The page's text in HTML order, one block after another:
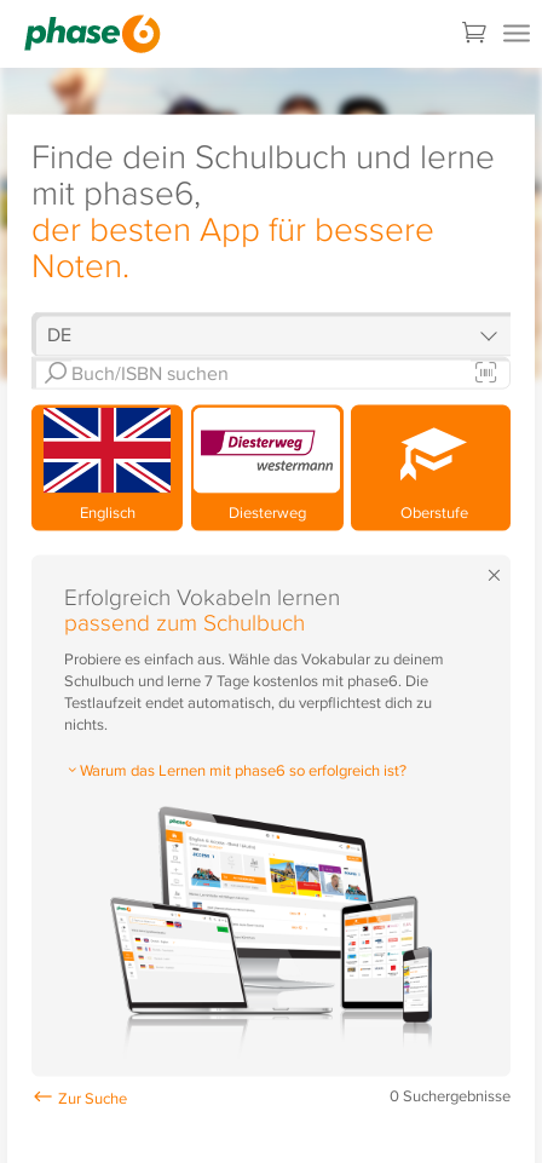
Finde dein Schulbuch und lerne
mit phase6,
der besten App für bessere
Noten.
Englisch Diesterweg Oberstufe
×
Erfolgreich Vokabeln lernen
passend zum Schulbuch
Probiere es einfach aus. Wähle das Vokabular zu deinem
Schulbuch und lerne 7 Tage kostenlos mit phase6. Die
Testlaufzeit endet automatisch, du verpflichtest dich zu
nichts.
Warum das Lernen mit phase6 so erfolgreich ist?
0Suchergebnisse